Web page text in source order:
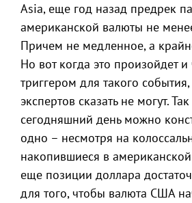
Asia, еще год назад предрек
американской валюты не
Причем не медленное, а
Но вот когда это произойдет и
триггером для такого
экспертов сказать не могут.
сегодняшний день можно
одно – несмотря на
накопившиеся в
еще позиции доллара
для того, чтобы валюта США